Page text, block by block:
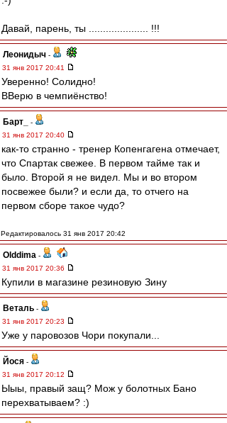
Давай, парень, ты ..................... !!!
Леонидыч -
31 янв 2017 20:41
Уверенно! Солидно!
ВВерю в чемпиёнство!
Барт_
-
31 янв 2017 20:40
как-то странно - тренер Копенгагена отмечает,
что Спартак свежее. В первом тайме так и
было. Второй я не видел. Мы и во втором
посвежее были? и если да, то отчего на
первом сборе такое чудо?
Редактировалось 31 янв 2017 20:42
Olddima -
31 янв 2017 20:36
Купили в магазине резиновую Зину
Веталь -
31 янв 2017 20:23
Уже у паровозов Чори покупали...
Йося -
31 янв 2017 20:12
Ыыы, правый защ? Мож у болотных Бано
перехватываем? :)